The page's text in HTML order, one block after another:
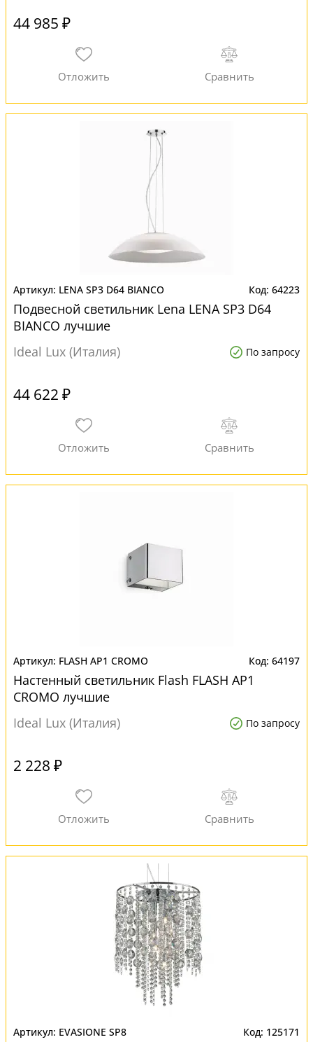
44 985 ₽
LENA SP3 D64 BIANCO 64223
Подвесной светильник Lena LENA SP3 D64
BIANCO лучшие
Ideal Lux (Италия)
По запросу
44 622 ₽
FLASH AP1 CROMO 64197
Настенный светильник Flash FLASH AP1
CROMO лучшие
Ideal Lux (Италия)
По запросу
2 228 ₽
EVASIONE SP8 125171